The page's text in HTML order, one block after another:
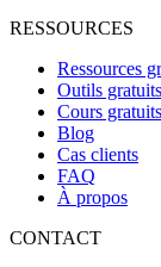
RESSOURCES
Ressources
Outils gratuits
Cours gratuits
Blog
Cas clients
FAQ
À propos
CONTACT